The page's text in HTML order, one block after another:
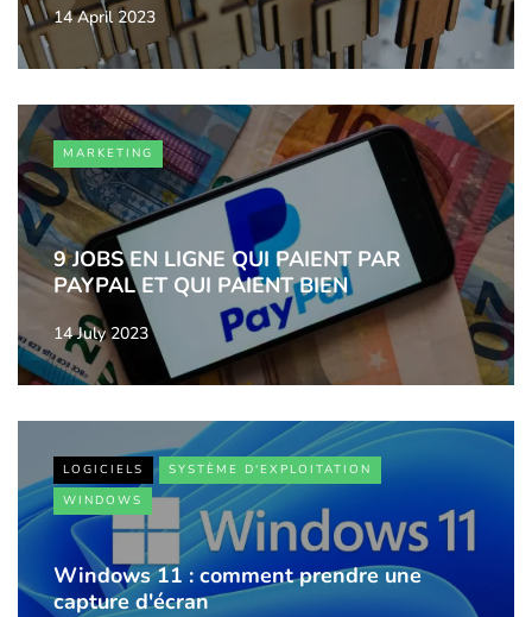
14 April 2023
MARKETING
9 JOBS EN LIGNE QUI PAIENT PAR
PAYPAL ET QUI PAIENT BIEN
14 July 2023
LOGICIELS
SYSTÈME D'EXPLOITATION
WINDOWS
Windows 11 : comment prendre une
capture d'écran